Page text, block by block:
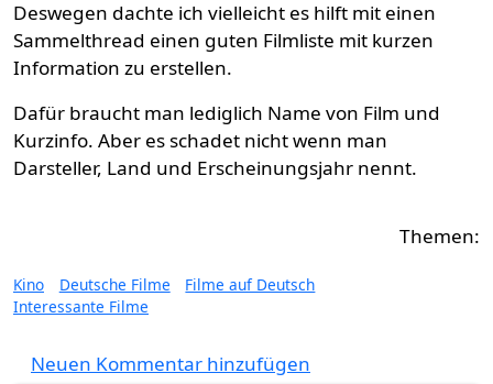
Deswegen dachte ich vielleicht es hilft mit einen
Sammelthread einen guten Filmliste mit kurzen
Information zu erstellen.
Dafür braucht man lediglich Name von Film und
Kurzinfo. Aber es schadet nicht wenn man
Darsteller, Land und Erscheinungsjahr nennt.
Kino Deutsche Filme
Filme auf Deutsch
Interessante Filme
Neuen Kommentar hinzufügen